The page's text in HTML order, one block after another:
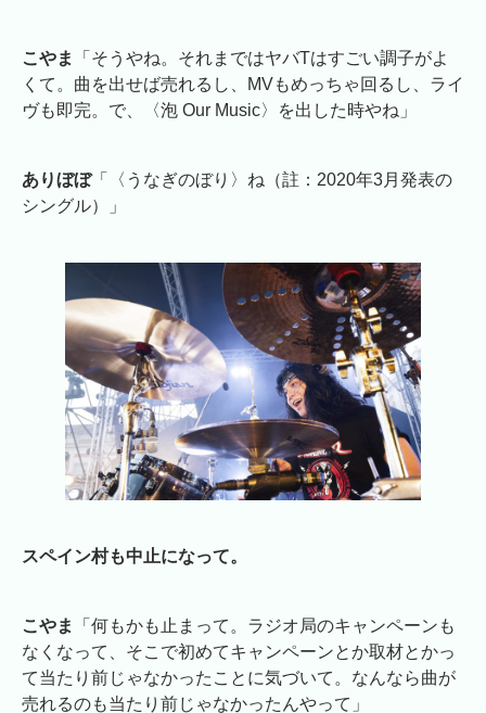
こやま
「そうやね。それまではヤバTはすごい調子がよ
くて。曲を出せば売れるし、MVもめっちゃ回るし、ライ
ヴも即完。で、〈泡 Our Music〉を出した時やね」
ありぼぼ「〈うなぎのぼり〉ね（註：2020年3月発表の
シングル）」
スペイン村も中止になって。
こやま
「何もかも止まって。ラジオ局のキャンペーンも
なくなって、そこで初めてキャンペーンとか取材とかっ
て当たり前じゃなかったことに気づいて。なんなら曲が
売れるのも当たり前じゃなかったんやって」